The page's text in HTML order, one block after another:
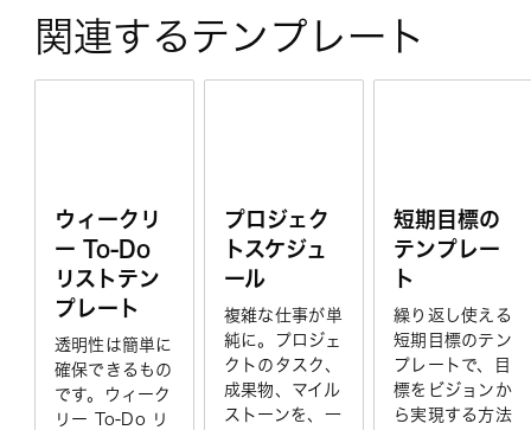
関連するテンプレート
ウィークリ
ー To-Do
リストテン
プレート
透明性は簡単に
確保できるもの
です。ウィーク
リー To-Do リ
プロジェク
トスケジュ
ール
複雑な仕事が単
純に。プロジェ
クトのタスク、
成果物、マイル
ストーンを、一
短期目標の
テンプレー
ト
繰り返し使える
短期目標のテン
プレートで、目
標をビジョンか
ら実現する方法